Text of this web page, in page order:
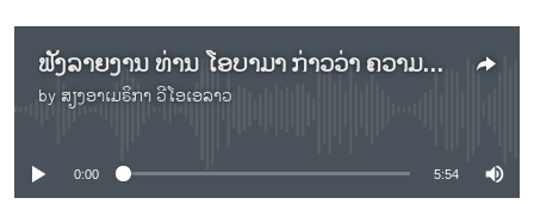
ຟັງລາຍງານ ທ່ານ ໂອບາມາ ກ່າວວ່າ ຄວາມກ້າວໜ້າ ຂອງອາຟຣິກາ ກາງຕໍ່ ການພັດທະນາ ແລະ ປະຊາທິປະໄຕ.
by ສຽງອາເມຣິກາ ວີໂອເອລາວ
No media source currently available
0:00 5:54